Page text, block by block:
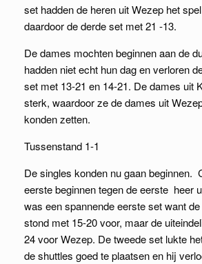
set hadden de heren uit Wezep het
daardoor de derde set met 21 -13.
De dames mochten beginnen aan de
hadden niet echt hun dag en verloren
set met 13-21 en 14-21. De dames uit
sterk, waardoor ze de dames uit
konden zetten.
Tussenstand 1-1
De singles konden nu gaan beginnen.
eerste beginnen tegen de eerste heer
was een spannende eerste set want
stond met 15-20 voor, maar de
24 voor Wezep. De tweede set lukte
de shuttles goed te plaatsen en hij